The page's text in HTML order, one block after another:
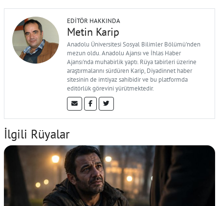
EDITÖR HAKKINDA
Metin Karip
Anadolu Üniversitesi Sosyal Bilimler Bölümü'nden
mezun oldu. Anadolu Ajansı ve İhlas Haber
Ajansı'nda muhabirlik yaptı. Rüya tabirleri üzerine
araştırmalarını sürdüren Karip, Diyadinnet haber
sitesinin de imtiyaz sahibidir ve bu platformda
editörlük görevini yürütmektedir.
İlgili Rüyalar